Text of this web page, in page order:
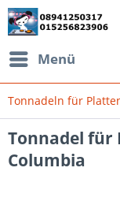
Menü
Tonnadeln für
Tonnadel für
Columbia